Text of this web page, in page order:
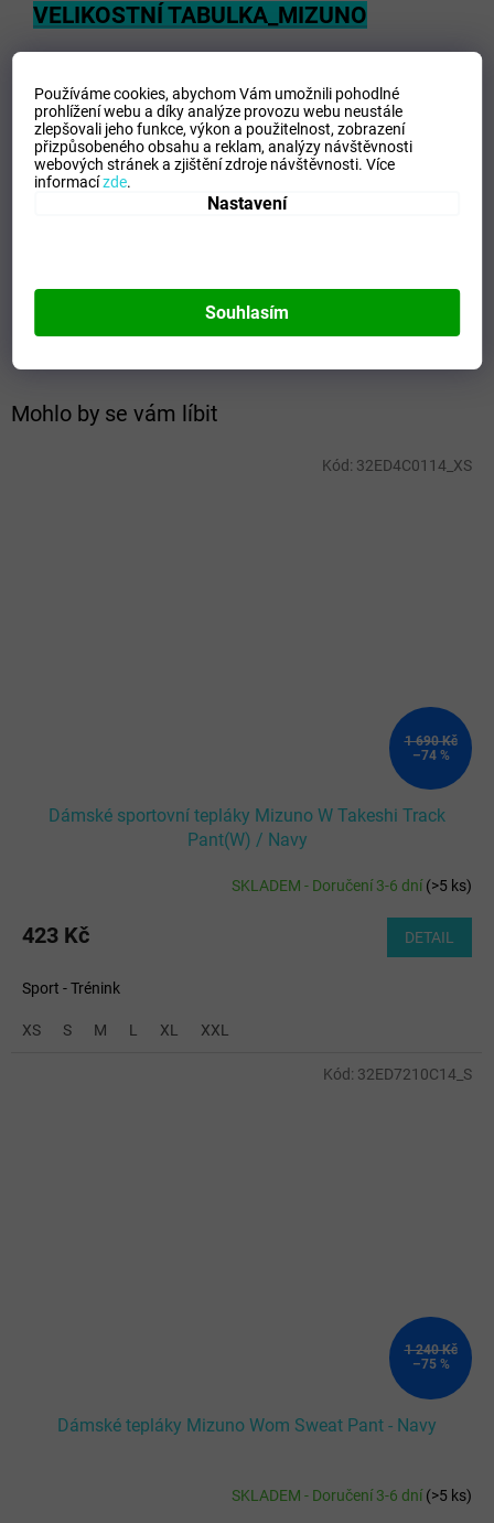
Používáme cookies, abychom Vám umožnili pohodlné
prohlížení webu a díky analýze provozu webu neustále
zlepšovali jeho funkce, výkon a použitelnost,zobrazení
přizpůsobeného obsahu a reklam, analýzy návštěvnosti
webových stránek a zjištění zdroje návštěvnosti.Více
informacízde.
Nastavení
Souhlasím
Mohlo by se vám líbit
1 690 Kč
–74 %
Dámské sportovní tepláky Mizuno W Takeshi Track
Pant(W) / Navy
SKLADEM - Doručení 3-6 dní(>5 ks)
423 Kč DETAIL
Sport - Trénink
XS S M L XL XXL
Kód: 32ED4C0114_XS
1 240 Kč
–75 %
Dámské tepláky Mizuno Wom Sweat Pant - Navy
SKLADEM - Doručení 3-6 dní(>5 ks)
Kód: 32ED7210C14_S
VELIKOSTNÍ TABULKA_MIZUNO
Doplňkové parametry
Kategorie:
Dámské tepláky
EAN:
Zvolte variantu
80% Cotton, 20% Polyester
Barva